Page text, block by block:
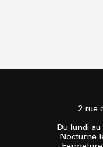
2 rue
Du lundi au
Nocturne